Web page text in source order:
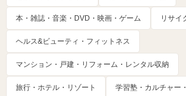
本・雑誌・音楽・DVD・映画・ゲーム リサイ
ヘルス&ビューティ・フィットネス
マンション・戸建・リフォーム・レンタル収納
旅行・ホテル・リゾート 学習塾・カルチャー